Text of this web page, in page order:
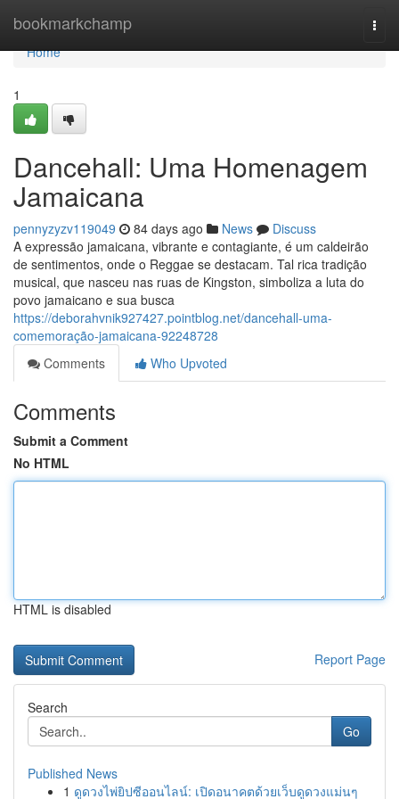
bookmarkchamp
Home
Home
1
Dancehall: Uma Homenagem
Jamaicana
pennyzyzv119049 84 days ago News
Discuss
A expressão jamaicana, vibrante e contagiante, é um caldeirão
de sentimentos, onde o Reggae se destacam. Tal rica tradição
musical, que nasceu nas ruas de Kingston, simboliza a luta do
povo jamaicano e sua busca
https://deborahvnik927427.pointblog.net/dancehall-uma-
comemoração-jamaicana-92248728
Comments
Who Upvoted
Comments
Submit a Comment
No HTML
HTML is disabled
Report Page
Search
Go
Published News
1 ดูดวงไพ่ยิปซีออนไลน์: เปิดอนาคตด้วยเว็บดูดวงแม่นๆ